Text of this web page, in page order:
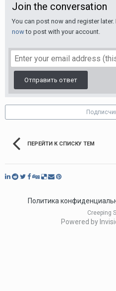
Join the conversation
You can post now and register later.
nowto post with your account.
Отправить ответ
ПЕРЕЙТИ К СПИСКУ ТЕМ
Политика
Creeping
Powered by